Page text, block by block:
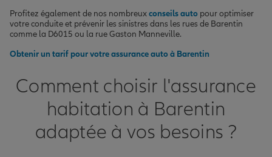
Profitez également de nos nombreuxconseils auto pour optimiser
votre conduite et prévenir les sinistres dans les rues de Barentin
comme la D6015 ou la rue Gaston Manneville.
Obtenir un tarif pour votre assurance auto à Barentin
Comment choisir l'assurance
habitation à Barentin
adaptée à vos besoins ?